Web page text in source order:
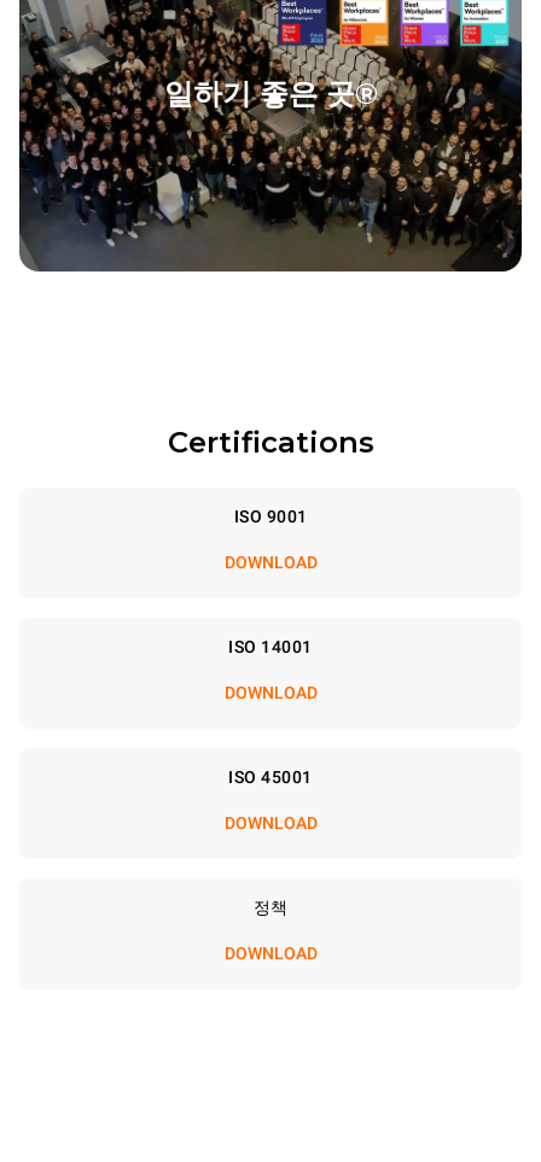
일하기 좋은 곳®
Certifications
ISO 9001
DOWNLOAD
ISO 14001
DOWNLOAD
ISO 45001
DOWNLOAD
정책
DOWNLOAD